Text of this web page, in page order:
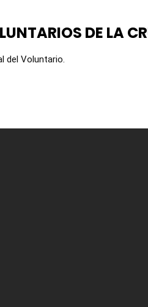
DE LA
del Voluntario.